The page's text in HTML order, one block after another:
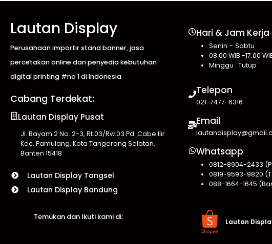
Lautan Display
Perusahaan importir stand banner, jasa
percetakan online dan penyedia kebutuhan
digital printing #no 1 di Indonesia
Cabang Terdekat:
Lautan Display Pusat
Jl. Bayam 2 No. 2-3, Rt.03/Rw.03 Pd. Cabe Ilir
Kec. Pamulang, Kota Tangerang Selatan,
Banten 15418
Lautan Display Tangsel
Lautan Display Bandung
Hari & Jam Kerja
Senin – Sabtu
08.00 WIB -17.00
Minggu : Tutup
Telepon
021-7477-6316
Email
Whatsapp
0812-8904-2433
0819-9593-9820
088-1664-1645
Temukan dan Ikuti kami di:
Lautan